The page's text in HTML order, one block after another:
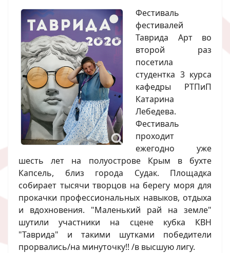
Фестиваль
фестивалей
Таврида Арт во
второй раз
посетила
студентка 3 курса
кафедры РТПиП
Катарина
Лебедева.
Фестиваль
проходит
ежегодно уже
шесть лет на полуострове Крым в бухте
Капсель, близ города Судак. Площадка
собирает тысячи творцов на берегу моря для
прокачки профессиональных навыков, отдыха
и вдохновения. "Маленький рай на земле"
шутили участники на сцене кубка КВН
"Таврида" и такими шутками победители
прорвались/на минуточку!! /в высшую лигу.